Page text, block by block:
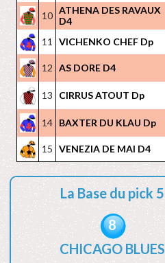
10 ATHENA DES RAVAUX
D4
11 VICHENKO CHEF Dp
12 AS DORE D4
13
CIRRUS ATOUT Dp
14 BAXTER DU KLAU Dp
15 VENEZIA DE MAI D4
La Base du pick 5
8
CHICAGO BLUES